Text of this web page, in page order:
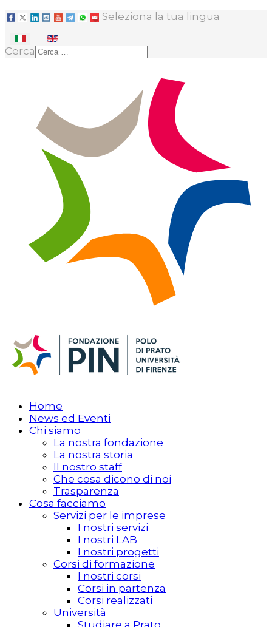
Seleziona la tua lingua
Cerca
Home
News ed Eventi
Chi siamo
La nostra fondazione
La nostra storia
Il nostro staff
Che cosa dicono di noi
Trasparenza
Cosa facciamo
Servizi per le imprese
I nostri servizi
I nostri LAB
I nostri progetti
Corsi di formazione
I nostri corsi
Corsi in partenza
Corsi realizzati
Università
Studiare a Prato